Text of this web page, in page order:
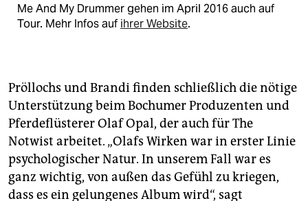
Me And My Drummer gehen im April 2016 auch auf
Tour. Mehr Infos auf ihrer Website.
Pröllochs und Brandi finden schließlich die nötige
Unterstützung beim Bochumer Produzenten und
Pferdeflüsterer Olaf Opal, der auch für The
Notwist arbeitet. „Olafs Wirken war in erster Linie
psychologischer Natur. In unserem Fall war es
ganz wichtig, von außen das Gefühl zu kriegen,
dass es ein gelungenes Album wird“, sagt